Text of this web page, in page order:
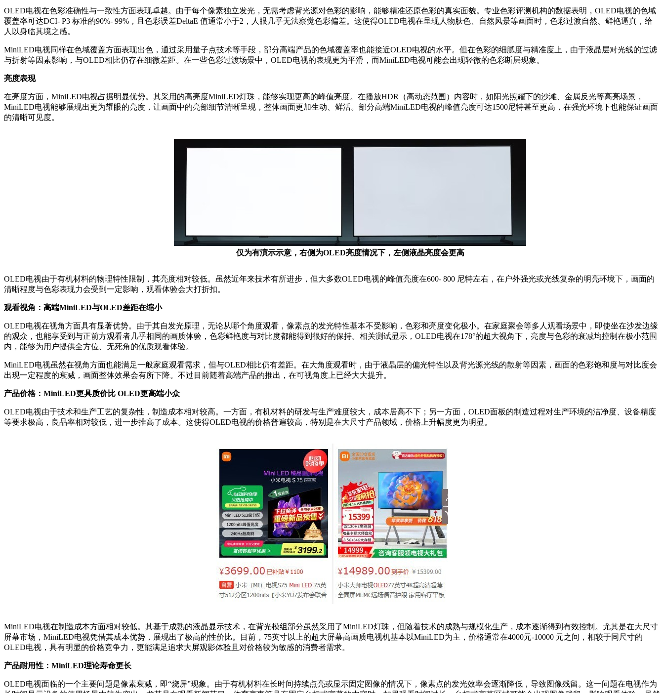
OLED电视在色彩准确性与一致性方面表现卓越。由于每个像素独立发光，无需考虑背光源对色彩的影响，能够精准还原色彩的真实面貌。专业色彩评测机构的数据表明，OLED电视的色域
覆盖率可达DCI- P3 标准的90%- 99%，且色彩误差DeltaE 值通常小于2，人眼几乎无法察觉色彩偏差。这使得OLED电视在呈现人物肤色、自然风景等画面时，色彩过渡自然、鲜艳逼真，给
人以身临其境之感。
MiniLED电视同样在色域覆盖方面表现出色，通过采用量子点技术等手段，部分高端产品的色域覆盖率也能接近OLED电视的水平。但在色彩的细腻度与精准度上，由于液晶层对光线的过滤
与折射等因素影响，与OLED相比仍存在细微差距。在一些色彩过渡场景中，OLED电视的表现更为平滑，而MiniLED电视可能会出现轻微的色彩断层现象。
亮度表现
在亮度方面，MiniLED电视占据明显优势。其采用的高亮度MiniLED灯珠，能够实现更高的峰值亮度。在播放HDR（高动态范围）内容时，如阳光照耀下的沙滩、金属反光等高亮场景，
MiniLED电视能够展现出更为耀眼的亮度，让画面中的亮部细节清晰呈现，整体画面更加生动、鲜活。部分高端MiniLED电视的峰值亮度可达1500尼特甚至更高，在强光环境下也能保证画面
的清晰可见度。
仅为有演示示意，右侧为OLED亮度情况下，左侧液晶亮度会更高
OLED电视由于有机材料的物理特性限制，其亮度相对较低。虽然近年来技术有所进步，但大多数OLED电视的峰值亮度在600- 800 尼特左右，在户外强光或光线复杂的明亮环境下，画面的
清晰程度与色彩表现力会受到一定影响，观看体验会大打折扣。
观看视角：高端MiniLED与OLED差距在缩小
OLED电视在视角方面具有显著优势。由于其自发光原理，无论从哪个角度观看，像素点的发光特性基本不受影响，色彩和亮度变化极小。在家庭聚会等多人观看场景中，即使坐在沙发边缘
的观众，也能享受到与正前方观看者几乎相同的画质体验，色彩鲜艳度与对比度都能得到很好的保持。相关测试显示，OLED电视在178°的超大视角下，亮度与色彩的衰减均控制在极小范围
内，能够为用户提供全方位、无死角的优质观看体验。
MiniLED电视虽然在视角方面也能满足一般家庭观看需求，但与OLED相比仍有差距。在大角度观看时，由于液晶层的偏光特性以及背光源光线的散射等因素，画面的色彩饱和度与对比度会
出现一定程度的衰减，画面整体效果会有所下降。不过目前随着高端产品的推出，在可视角度上已经大大提升。
产品价格：MiniLED更具质价比 OLED更高端小众
OLED电视由于技术和生产工艺的复杂性，制造成本相对较高。一方面，有机材料的研发与生产难度较大，成本居高不下；另一方面，OLED面板的制造过程对生产环境的洁净度、设备精度
等要求极高，良品率相对较低，进一步推高了成本。这使得OLED电视的价格普遍较高，特别是在大尺寸产品领域，价格上升幅度更为明显。
MiniLED电视在制造成本方面相对较低。其基于成熟的液晶显示技术，在背光模组部分虽然采用了MiniLED灯珠，但随着技术的成熟与规模化生产，成本逐渐得到有效控制。尤其是在大尺寸
屏幕市场，MiniLED电视凭借其成本优势，展现出了极高的性价比。目前，75英寸以上的超大屏幕高画质电视机基本以MiniLED为主，价格通常在4000元-10000 元之间，相较于同尺寸的
OLED电视，具有明显的价格竞争力，更能满足追求大屏观影体验且对价格较为敏感的消费者需求。
产品耐用性：MiniLED理论寿命更长
OLED电视面临的一个主要问题是像素衰减，即“烧屏”现象。由于有机材料在长时间持续点亮或显示固定图像的情况下，像素点的发光效率会逐渐降低，导致图像残留。这一问题在电视作为